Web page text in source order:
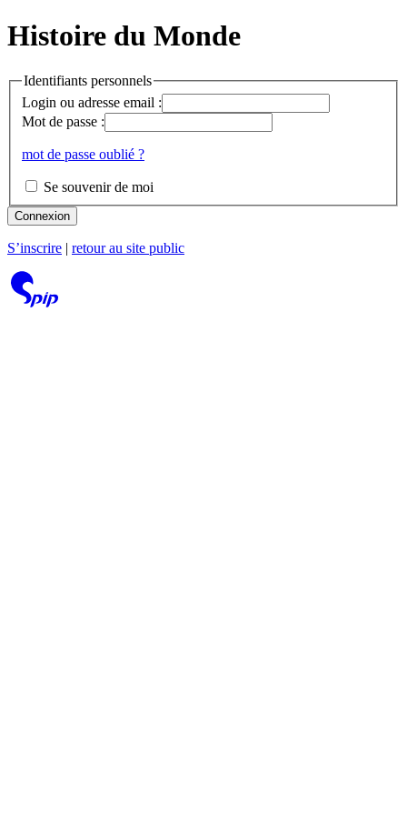
Histoire du Monde
Identifiants personnels
Login ou adresse email :
Mot de passe :
mot de passe oublié ?
Se souvenir de moi
Connexion
S’inscrire retour au site public